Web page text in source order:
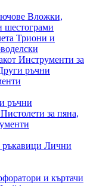
Вложки,
шестограми
Триони и
Инструменти за
ръчни
ръчни
Пистолети за пяна,
ръкавици Лични
и къртачи